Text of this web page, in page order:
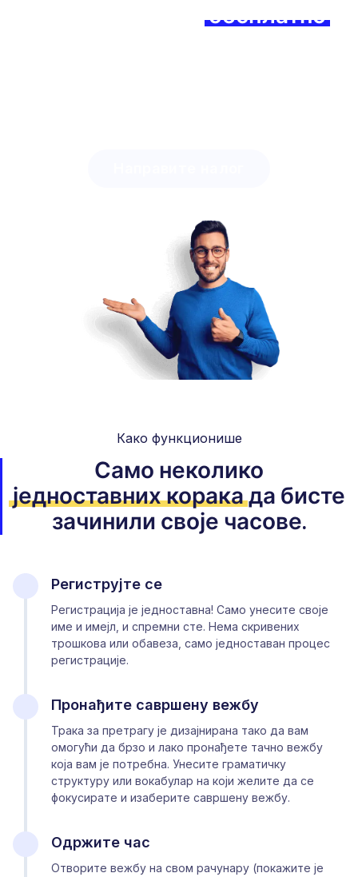
Придружите себесплатно
Како функционише
Само неколико
једноставних коракада бисте
зачинили своје часове.
Региструјте се
Регистрација је једноставна! Само унесите своје
име и имејл, и спремни сте. Нема скривених
трошкова или обавеза, само једноставан процес
регистрације.
Пронађите савршену вежбу
Трака за претрагу је дизајнирана тако да вам
омогући да брзо и лако пронађете тачно вежбу
која вам је потребна. Унесите граматичку
структуру или вокабулар на који желите да се
фокусирате и изаберите савршену вежбу.
Одржите час
Отворите вежбу на свом рачунару (покажите је